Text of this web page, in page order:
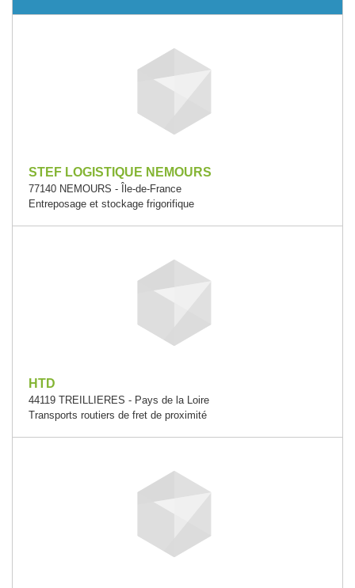
STEF LOGISTIQUE NEMOURS
77140 NEMOURS - Île-de-France
Entreposage et stockage frigorifique
HTD
44119 TREILLIERES - Pays de la Loire
Transports routiers de fret de proximité